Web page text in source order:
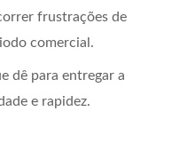
frustrações de
comercial.
dê para entregar a
e rapidez.